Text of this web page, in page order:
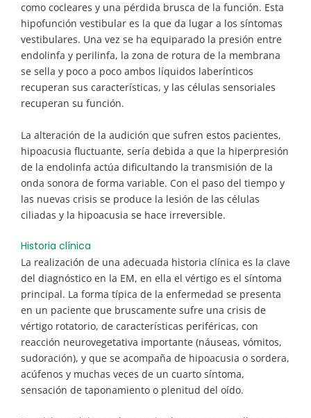
como cocleares y una pérdida brusca de la función. Esta
hipofunción vestibular es la que da lugar a los síntomas
vestibulares. Una vez se ha equiparado la presión entre
endolinfa y perilinfa, la zona de rotura de la membrana
se sella y poco a poco ambos líquidos laberínticos
recuperan sus características, y las células sensoriales
recuperan su función.
La alteración de la audición que sufren estos pacientes,
hipoacusia fluctuante, sería debida a que la hiperpresión
de la endolinfa actúa dificultando la transmisión de la
onda sonora de forma variable. Con el paso del tiempo y
las nuevas crisis se produce la lesión de las células
ciliadas y la hipoacusia se hace irreversible.
Historia clínica
La realización de una adecuada historia clínica es la clave
del diagnóstico en la EM, en ella el vértigo es el síntoma
principal. La forma típica de la enfermedad se presenta
en un paciente que bruscamente sufre una crisis de
vértigo rotatorio, de características periféricas, con
reacción neurovegetativa importante (náuseas, vómitos,
sudoración), y que se acompaña de hipoacusia o sordera,
acúfenos y muchas veces de un cuarto síntoma,
sensación de taponamiento o plenitud del oído.